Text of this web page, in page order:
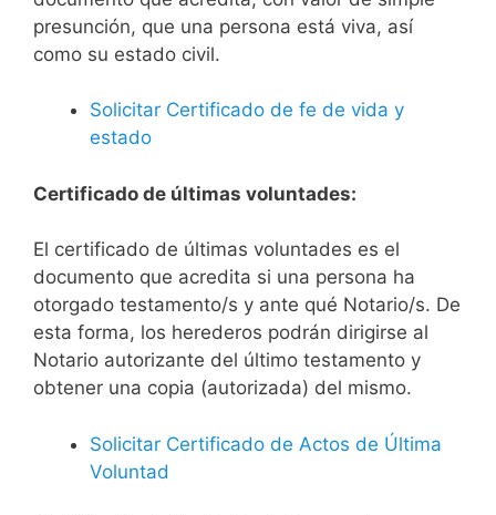
presunción, que una persona está viva, así
como su estado civil.
Solicitar Certificado de fe de vida y
estado
Certificado de últimas voluntades:
El certificado de últimas voluntades es el
documento que acredita si una persona ha
otorgado testamento/s y ante qué Notario/s. De
esta forma, los herederos podrán dirigirse al
Notario autorizante del último testamento y
obtener una copia (autorizada) del mismo.
Solicitar Certificado de Actos de Última
Voluntad